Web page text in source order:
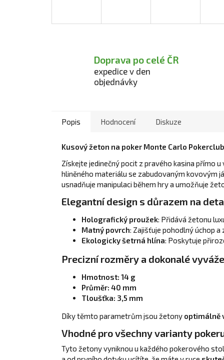
Doprava po celé ČR
expedice v den
objednávky
Popis Hodnocení Diskuze
Kusový žeton na poker Monte Carlo
Získejte jedinečný pocit z pravého kasina přímo u
hliněného materiálu se zabudovaným kovovým
usnadňuje manipulaci během hry a umožňuje
Elegantní design s důrazem na
Holografický proužek: Přidává žetonu
Matný povrch: Zajišťuje pohodlný úchop
Ekologicky šetrná hlína: Poskytuje
Precizní rozměry a dokonalé
Hmotnost: 14 g
Průměr: 40 mm
Tloušťka: 3,5 mm
Díky těmto parametrům jsou žetony optimálně
Vhodné pro všechny varianty
Tyto žetony vyniknou u každého pokerového